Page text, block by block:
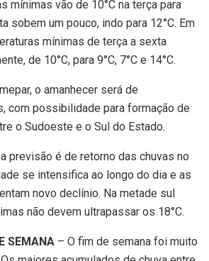
mínimas vão de 10°C na terça para
sobem um pouco, indo para 12°C. Em
mínimas de terça a sexta
de 10°C, para 9°C, 7°C e 14°C.
o amanhecer será de
com possibilidade para formação de
o Sudoeste e o Sul do Estado.
previsão é de retorno das chuvas no
se intensifica ao longo do dia e as
novo declínio. Na metade sul
não devem ultrapassar os 18°C.
SEMANA – O fim de semana foi muito